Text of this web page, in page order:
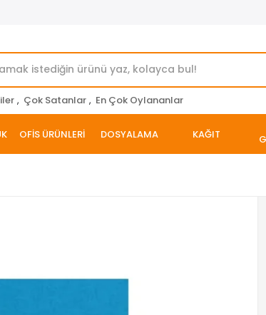
, Çok Satanlar , En Çok Oylananlar
OFİS ÜRÜNLERİ DOSYALAMA KAĞIT